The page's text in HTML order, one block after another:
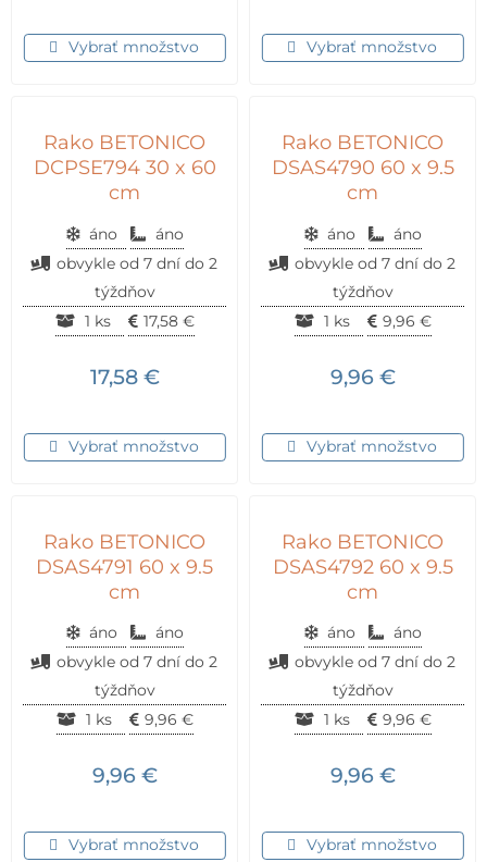
Vybrať množstvo Vybrať množstvo
Rako BETONICO
DCPSE794 30 x 60
cm
áno
áno
obvykle od 7 dní do 2
týždňov
1 ks
17,58 €
17,58 €
Vybrať množstvo
Rako BETONICO
DSAS4790 60 x 9.5
cm
áno
áno
obvykle od 7 dní do 2
týždňov
1 ks
9,96 €
9,96 €
Vybrať množstvo
Rako BETONICO
DSAS4791 60 x 9.5
cm
áno
áno
obvykle od 7 dní do 2
týždňov
1 ks
9,96 €
9,96 €
Vybrať množstvo
Rako BETONICO
DSAS4792 60 x 9.5
cm
áno
áno
obvykle od 7 dní do 2
týždňov
1 ks
9,96 €
9,96 €
Vybrať množstvo